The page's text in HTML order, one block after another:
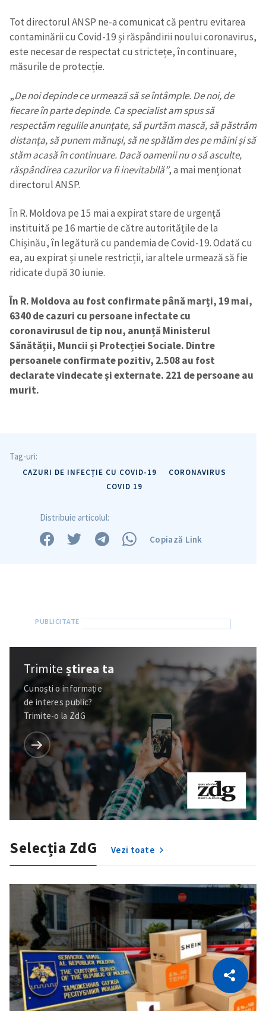
Copiază Link
Tot directorul ANSP ne-a comunicat că pentru evitarea
contaminării cu Covid-19 și răspândirii noului coronavirus,
este necesar de respectat cu strictețe, în continuare,
măsurile de protecție.
„De noi depinde ce urmează să se întâmple. De noi, de
fiecare în parte depinde. Ca specialist am spus să
respectăm regulile anunțate, să purtăm mască, să păstrăm
distanța, să punem mănuși, să ne spălăm des pe mâini și să
stăm acasă în continuare. Dacă oamenii nu o să asculte,
răspândirea cazurilor va fi inevitabilă”, a mai menționat
directorul ANSP.
În R. Moldova pe 15 mai a expirat stare de urgență
instituită pe 16 martie de către autoritățile de la
Chișinău, în legătură cu pandemia de Covid-19. Odată cu
ea, au expirat și unele restricții, iar altele urmează să fie
ridicate după 30 iunie.
În R. Moldova au fost confirmate până marți, 19 mai,
6340 de cazuri cu persoane infectate cu
coronavirusul de tip nou, anunță Ministerul
Sănătății, Muncii și Protecției Sociale. Dintre
persoanele confirmate pozitiv, 2.508 au fost
declarate vindecate și externate. 221 de persoane au
murit.
Tag-uri:
CAZURI DE INFECȚIE CU COVID-19
CORONAVIRUS
COVID 19
Distribuie articolul:
Copiază Link
Trimiteștirea ta
Cunoști o informație
de interes public?
Trimite-o la ZdG
Selecția ZdG Vezi toate
Citește articolul
CITEȘTE